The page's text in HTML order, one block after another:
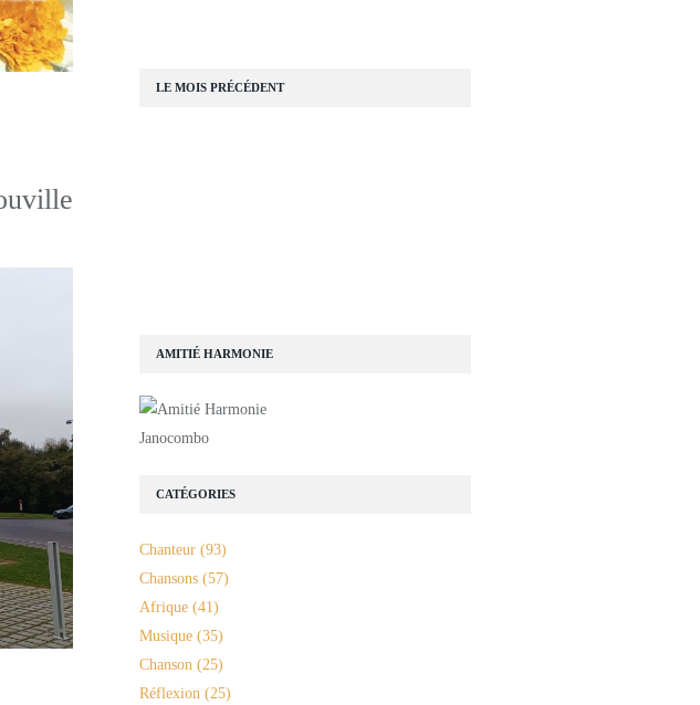
AMITIÉ HARMONIE
Janocombo
CATÉGORIES
Chanteur (93)
Chansons (57)
Afrique (41)
Musique (35)
Chanson (25)
Réflexion (25)
LE MOIS PRÉCÉDENT